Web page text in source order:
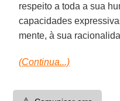
respeito a toda a sua
capacidades
mente, à sua
(Continua...)